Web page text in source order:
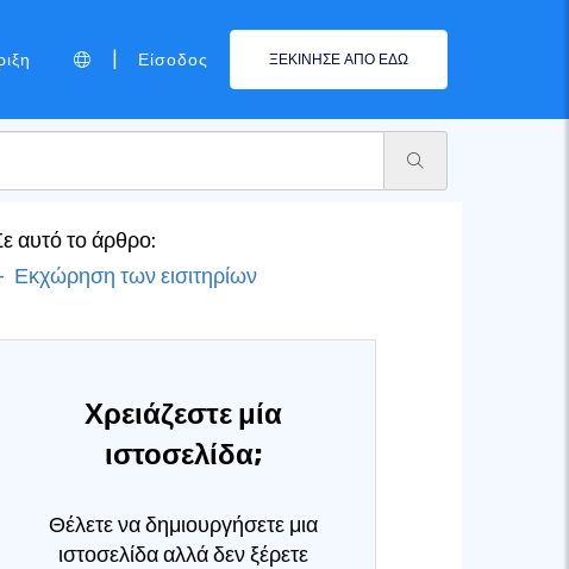
Είσοδος ΞΕΚΙΝΗΣΕ ΑΠΟ ΕΔΩ
αυτό το άρθρο:
Εκχώρηση των εισιτηρίων
Χρειάζεστε μία
ιστοσελίδα;
Θέλετε να δημιουργήσετε μια
ιστοσελίδα αλλά δεν ξέρετε